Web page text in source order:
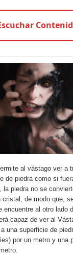
02: Los Muertos
01: Escondido a
02: El Enemigo de mi
06: Coletazos
05: Los Horrores
04: Oídos Sordos
03: La Traición
02: Vuelve el Hijo
03: Reflexiones
al vástago ver a
de piedra como si
la piedra no se
cristal, de modo que,
encuentre al otro lado
capaz de ver al
una superficie de
por un metro y una